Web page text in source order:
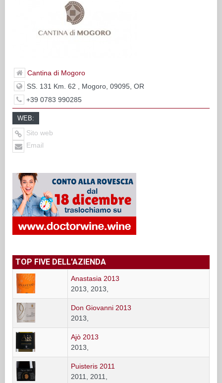
Cantina di Mogoro
SS. 131 Km. 62 , Mogoro, 09095, OR
+39 0783 990285
WEB:
Sito web
Email
TOP FIVE DELL'AZIENDA
Anastasia 2013
2013, 2013,
Don Giovanni 2013
2013,
Ajò 2013
2013,
Puisteris 2011
2011, 2011,